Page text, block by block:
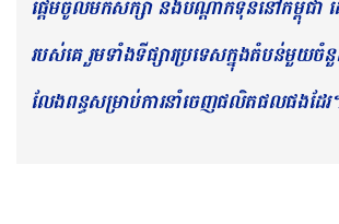
ផ្តើម​ចូលមក​សិក្សា និង​បណ្តាក់ទុន​នៅ​កម្ពុជា​ ​ដ
របស់គេ រួមទាំង​ទីផ្សារ​ប្រទេសក្នុងតំបន់មួយចំ
លែង​ពន្ធ​សម្រាប់​ការនាំចេញ​ផលិតផល​ផងដែ